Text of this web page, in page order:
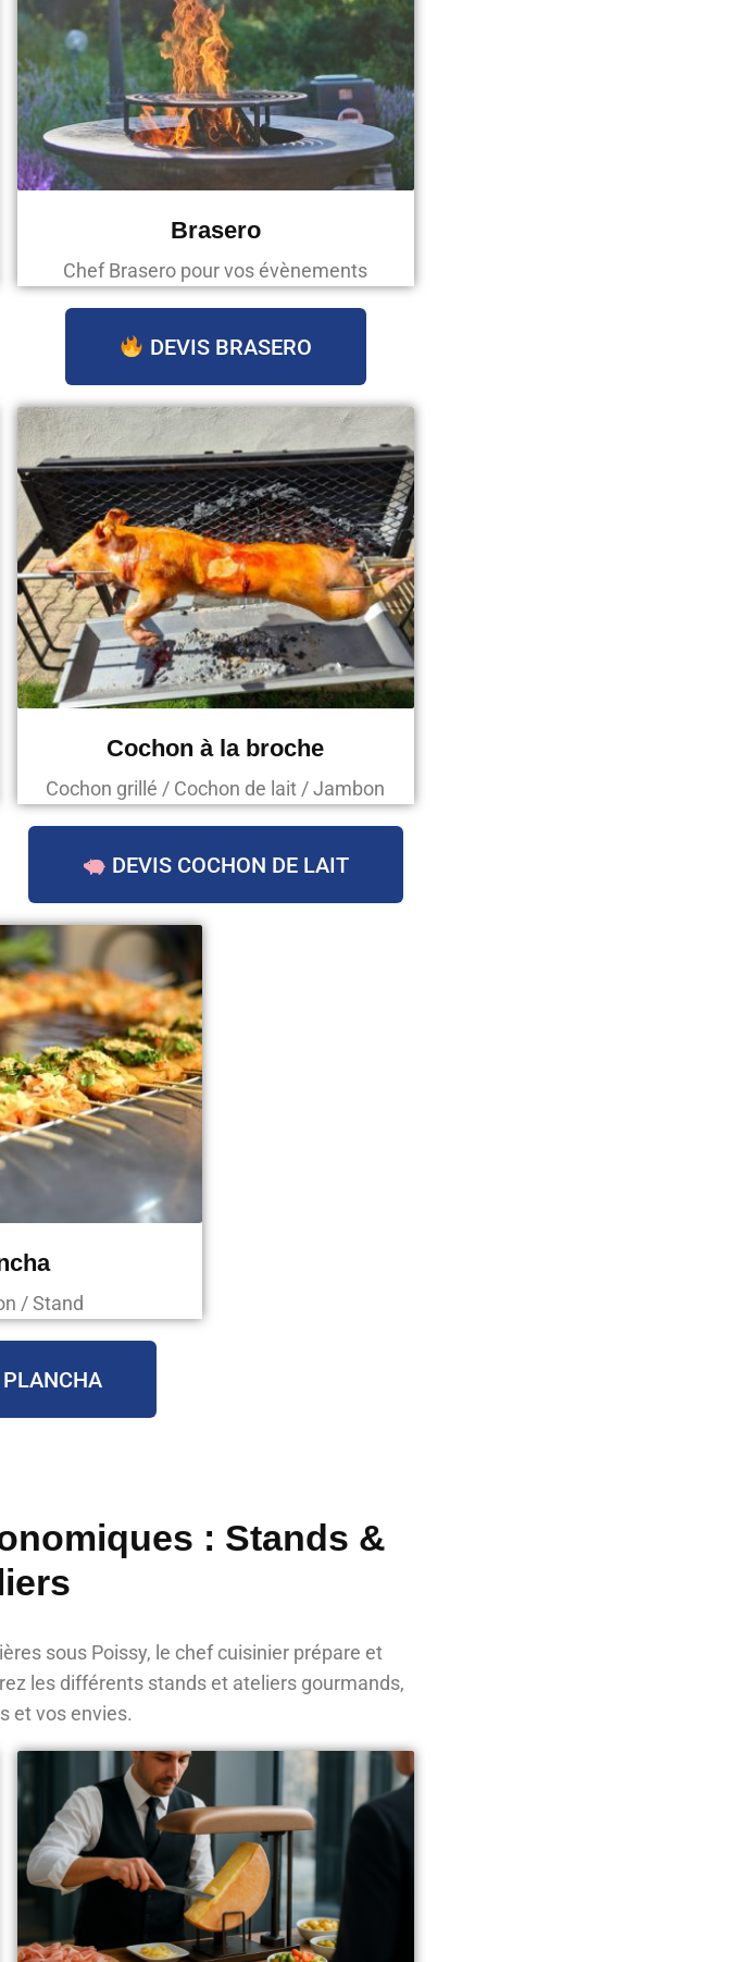
Brasero
Chef Brasero pour vos évènements
DEVIS BRASERO
Cochon à la broche
Cochon grillé / Cochon de lait / Jambon
DEVIS COCHON DE LAIT
/ Stand
PLANCHA
: Stands &
sous Poissy, le chef cuisinier prépare et
les différents stands et ateliers gourmands,
et vos envies.